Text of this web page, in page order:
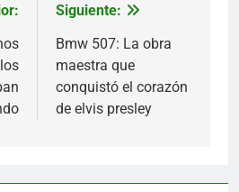
Siguiente:
Bmw 507: La obra
maestra que
conquistó el corazón
de elvis presley